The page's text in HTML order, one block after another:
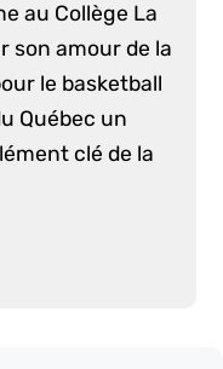
au Collège La
son amour de la
le basketball
Québec un
clé de la